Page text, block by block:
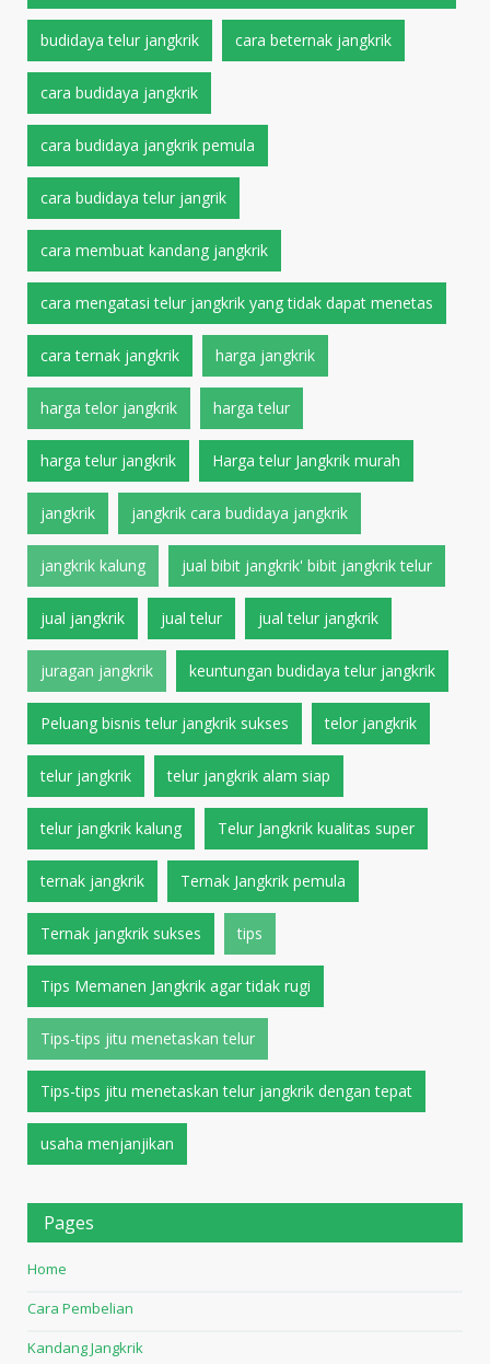
budidaya telur jangkrik cara beternak jangkrik
cara budidaya jangkrik
cara budidaya jangkrik pemula
cara budidaya telur jangrik
cara membuat kandang jangkrik
cara mengatasi telur jangkrik yang tidak dapat menetas
cara ternak jangkrik harga jangkrik
harga telor jangkrik harga telur
harga telur jangkrik Harga telur Jangkrik murah
jangkrik jangkrik cara budidaya jangkrik
jangkrik kalung jual bibit jangkrik' bibit jangkrik telur
jual jangkrik jual telur jual telur jangkrik
juragan jangkrik keuntungan budidaya telur jangkrik
Peluang bisnis telur jangkrik sukses telor jangkrik
telur jangkrik telur jangkrik alam siap
telur jangkrik kalung Telur Jangkrik kualitas super
ternak jangkrik Ternak Jangkrik pemula
Ternak jangkrik sukses tips
Tips Memanen Jangkrik agar tidak rugi
Tips-tips jitu menetaskan telur
Tips-tips jitu menetaskan telur jangkrik dengan tepat
usaha menjanjikan
Pages
Home
Cara Pembelian
Kandang Jangkrik